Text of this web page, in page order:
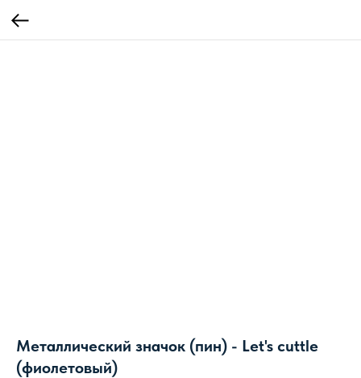
Металлический значок (пин) - Let's cuttle
(фиолетовый)